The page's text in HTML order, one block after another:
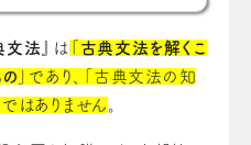
文法 』は
古典文法を解くこ
」であり、「古典文法の知
はありません